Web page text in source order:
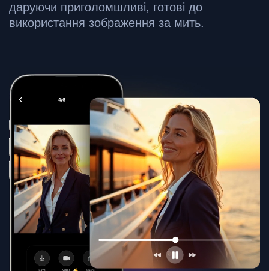
даруючи приголомшливі, готові до
використання зображення за мить.